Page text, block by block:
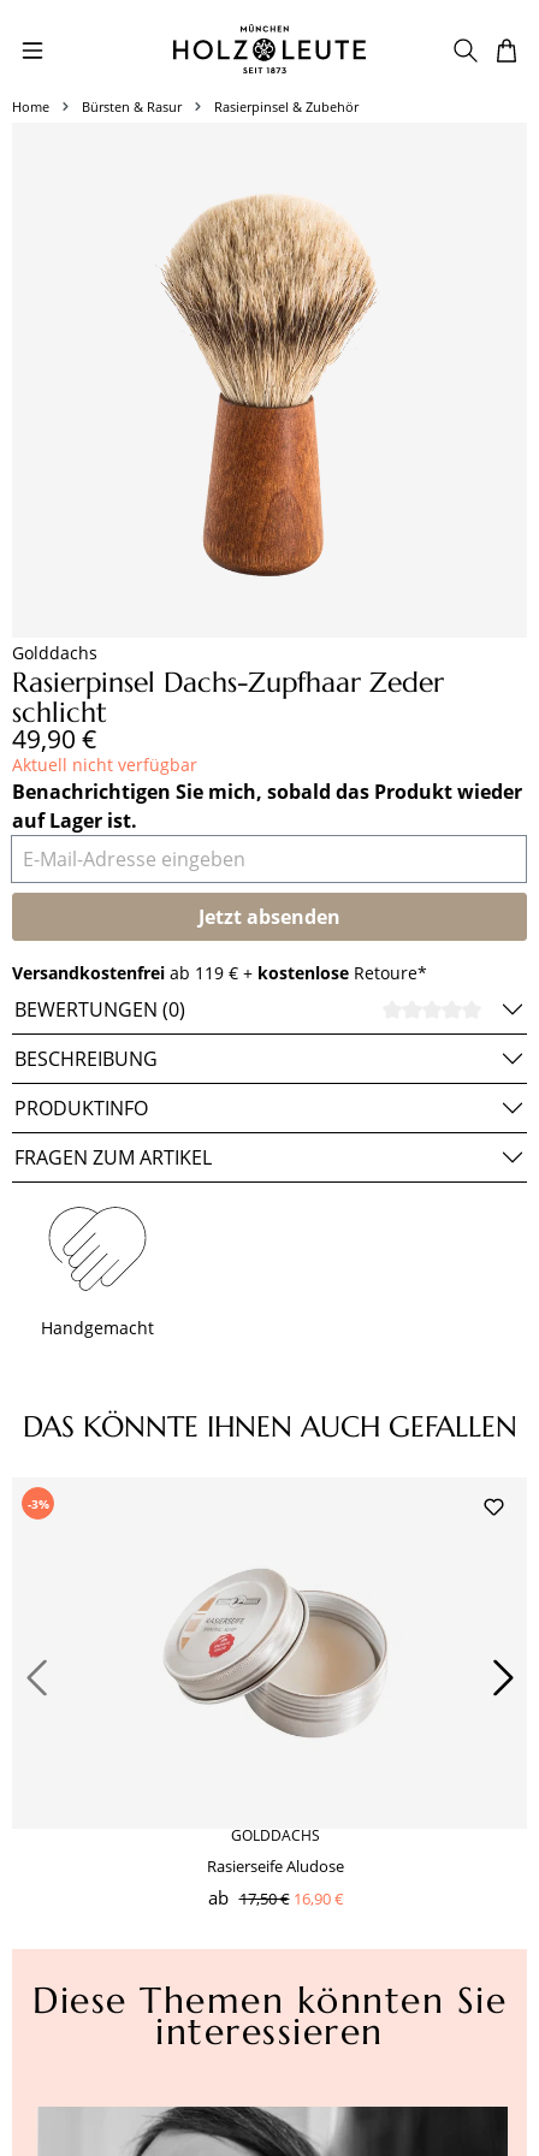
Zum Hauptinhalt springen
Home Bürsten & Rasur Rasierpinsel & Zubehör
Golddachs
Rasierpinsel Dachs-Zupfhaar Zeder
schlicht
Regulärer Preis:
49,90 €
Aktuell nicht verfügbar
Benachrichtigen Sie mich, sobald das Produkt wieder
auf Lager ist.
E-Mail-Adresse eingeben
Jetzt absenden
Versandkostenfrei ab 119 € + kostenlose Retoure*
BEWERTUNGEN (0)
BESCHREIBUNG
PRODUKTINFO
FRAGEN ZUM ARTIKEL
Handgemacht
Produktgalerie überspringen
DAS KÖNNTE IHNEN AUCH GEFALLEN
-3%
GOLDDACHS
Rasierseife Aludose
ab 17,50 € 16,90 €
Diese Themen könnten Sie
interessieren